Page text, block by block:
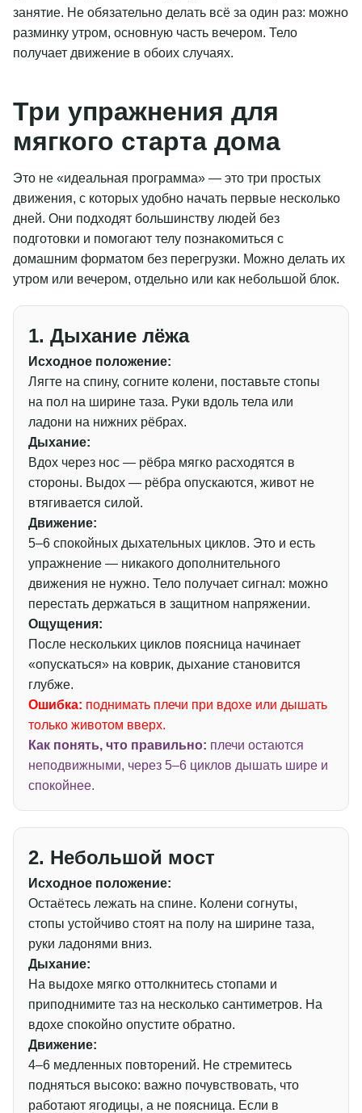
занятие. Не обязательно делать всё за один раз: можно
разминку утром, основную часть вечером. Тело
получает движение в обоих случаях.
Три упражнения для
мягкого старта дома
Это не «идеальная программа» — это три простых
движения, с которых удобно начать первые несколько
дней. Они подходят большинству людей без
подготовки и помогают телу познакомиться с
домашним форматом без перегрузки. Можно делать их
утром или вечером, отдельно или как небольшой блок.
1. Дыхание лёжа
Исходное положение:
Лягте на спину, согните колени, поставьте стопы
на пол на ширине таза. Руки вдоль тела или
ладони на нижних рёбрах.
Дыхание:
Вдох через нос — рёбра мягко расходятся в
стороны. Выдох — рёбра опускаются, живот не
втягивается силой.
Движение:
5–6 спокойных дыхательных циклов. Это и есть
упражнение — никакого дополнительного
движения не нужно. Тело получает сигнал: можно
перестать держаться в защитном напряжении.
Ощущения:
После нескольких циклов поясница начинает
«опускаться» на коврик, дыхание становится
глубже.
Ошибка: поднимать плечи при вдохе или дышать
только животом вверх.
Как понять, что правильно: плечи остаются
неподвижными, через 5–6 циклов дышать шире и
спокойнее.
2. Небольшой мост
Исходное положение:
Остаётесь лежать на спине. Колени согнуты,
стопы устойчиво стоят на полу на ширине таза,
руки ладонями вниз.
Дыхание:
На выдохе мягко оттолкнитесь стопами и
приподнимите таз на несколько сантиметров. На
вдохе спокойно опустите обратно.
Движение:
4–6 медленных повторений. Не стремитесь
подняться высоко: важно почувствовать, что
работают ягодицы, а не поясница. Если в